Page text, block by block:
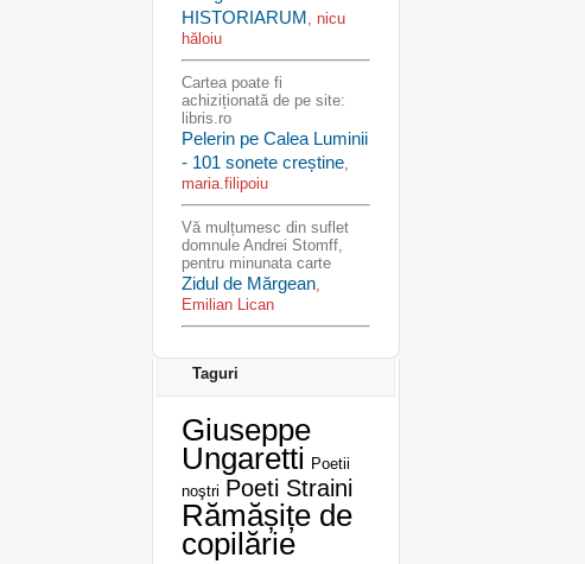
HISTORIARUM, nicu
hăloiu
Cartea poate fi
achiziționată de pe site:
libris.ro
Pelerin pe Calea Luminii
- 101 sonete creștine,
maria.filipoiu
Vă mulțumesc din suflet
domnule Andrei Stomff,
pentru minunata carte
Zidul de Mărgean,
Emilian Lican
Taguri
Giuseppe
Ungaretti Poetii
noştri Poeti Straini
Rămășițe de
copilărie